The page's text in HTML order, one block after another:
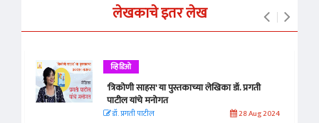
लेखकाचे इतर लेख
व्हिडिओ
'त्रिकोणी साहस' या पुस्तकाच्या लेखिका डॉ. प्रगती
पाटील यांचे मनोगत
डॉ. प्रगती पाटील 28 Aug 2024